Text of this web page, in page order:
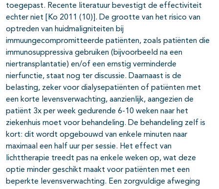
toegepast. Recente literatuur bevestigt de effectiviteit
echter niet [Ko 2011 (10)]. De grootte van het risico van
optreden van huidmaligniteiten bij
immuungecompromitteerde patiënten, zoals patiënten die
immunosuppressiva gebruiken (bijvoorbeeld na een
niertransplantatie) en/of een ernstig verminderde
nierfunctie, staat nog ter discussie. Daarnaast is de
belasting, zeker voor dialysepatiënten of patiënten met
een korte levensverwachting, aanzienlijk, aangezien de
patiënt 3x per week gedurende 6-10 weken naar het
ziekenhuis moet voor behandeling. De behandeling zelf is
kort: dit wordt opgebouwd van enkele minuten naar
maximaal een half uur per sessie. Het effect van
lichttherapie treedt pas na enkele weken op, wat deze
optie minder geschikt maakt voor patiënten met een
beperkte levensverwachting. Een zorgvuldige afweging